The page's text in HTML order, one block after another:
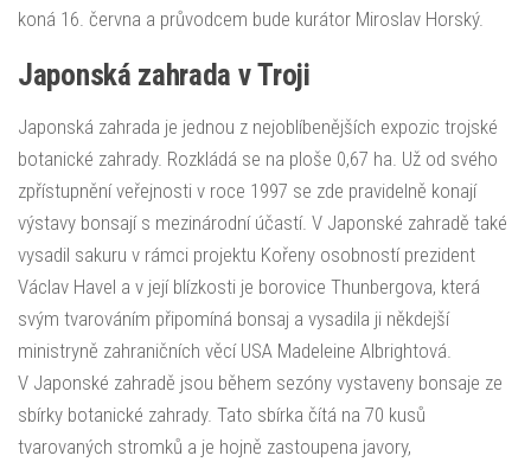
koná 16. června a průvodcem bude kurátor Miroslav Horský.
Japonská zahrada v Troji
Japonská zahrada je jednou z nejoblíbenějších expozic trojské
botanické zahrady. Rozkládá se na ploše 0,67 ha. Už od svého
zpřístupnění veřejnosti v roce 1997 se zde pravidelně konají
výstavy bonsají s mezinárodní účastí. V Japonské zahradě také
vysadil sakuru v rámci projektu Kořeny osobností prezident
Václav Havel a v její blízkosti je borovice Thunbergova, která
svým tvarováním připomíná bonsaj a vysadila ji někdejší
ministryně zahraničních věcí USA Madeleine Albrightová.
V Japonské zahradě jsou během sezóny vystaveny bonsaje ze
sbírky botanické zahrady. Tato sbírka čítá na 70 kusů
tvarovaných stromků a je hojně zastoupena javory,